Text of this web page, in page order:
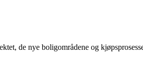
de nye boligområdene og